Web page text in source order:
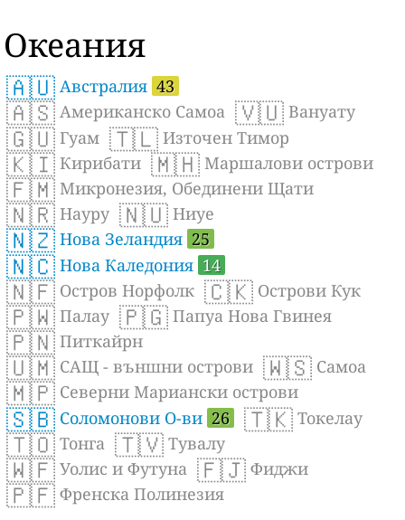
Океания
🇦🇺 Австралия 43
🇦🇸 Американско Самоа 🇻🇺 Вануату
🇬🇺 Гуам 🇹🇱 Източен Тимор
🇰🇮 Кирибати 🇲🇭 Маршалови острови
🇫🇲 Микронезия, Обединени Щати
🇳🇷 Науру 🇳🇺 Ниуе
🇳🇿 Нова Зеландия 25
🇳🇨 Нова Каледония 14
🇳🇫 Остров Норфолк 🇨🇰 Острови Кук
🇵🇼 Палау 🇵🇬 Папуа Нова Гвинея
🇵🇳 Питкайрн
🇺🇲 САЩ - външни острови 🇼🇸 Самоа
🇲🇵 Северни Мариански острови
🇸🇧 Соломонови О-ви 26 🇹🇰 Токелау
🇹🇴 Тонга 🇹🇻 Тувалу
🇼🇫 Уолис и Футуна 🇫🇯 Фиджи
🇵🇫 Френска Полинезия